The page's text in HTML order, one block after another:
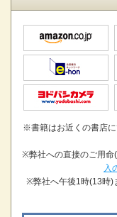
※書籍はお近くの書店
※弊社への直接のご用命
入
※弊社へ午後1時(13時)